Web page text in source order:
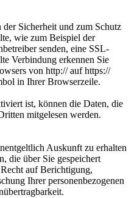
der Sicherheit und zum Schutz
wie zum Beispiel der
senden, eine SSL-
Verbindung erkennen Sie
von http:// auf https://
in Ihrer Browserzeile.
ist, können die Daten, die
mitgelesen werden.
Auskunft zu erhalten
die über Sie gespeichert
auf Berichtigung,
Ihrer personenbezogenen